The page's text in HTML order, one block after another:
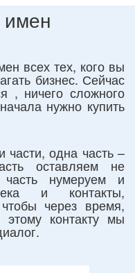
имен
всех тех, кого вы
бизнес. Сейчас
, ничего сложного
нужно купить
части, одна часть –
оставляем не
нумеруем и
и контакты,
через время,
контакту мы